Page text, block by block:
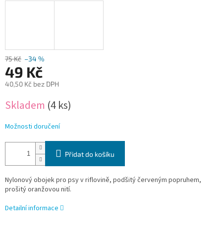
75 Kč –34 %
49 Kč
40,50 Kč bez DPH
cena:
Skladem (4 ks)
Možnosti doručení
Přidat do košíku
Nylonový obojek pro psy v riflovině, podšitý červeným popruhem,
prošitý oranžovou nití.
Detailní informace